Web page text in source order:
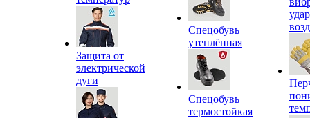
Защита от
электрической
дуги
Спецобувь
утеплённая
Спецобувь
термостойкая